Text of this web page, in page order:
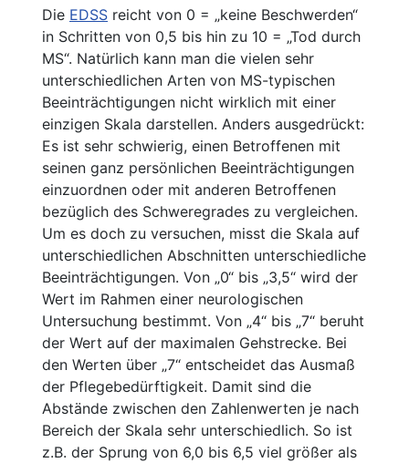
Die EDSS reicht von 0 = „keine Beschwerden“
in Schritten von 0,5 bis hin zu 10 = „Tod durch
MS“. Natürlich kann man die vielen sehr
unterschiedlichen Arten von MS-typischen
Beeinträchtigungen nicht wirklich mit einer
einzigen Skala darstellen. Anders ausgedrückt:
Es ist sehr schwierig, einen Betroffenen mit
seinen ganz persönlichen Beeinträchtigungen
einzuordnen oder mit anderen Betroffenen
bezüglich des Schweregrades zu vergleichen.
Um es doch zu versuchen, misst die Skala auf
unterschiedlichen Abschnitten unterschiedliche
Beeinträchtigungen. Von „0“ bis „3,5“ wird der
Wert im Rahmen einer neurologischen
Untersuchung bestimmt. Von „4“ bis „7“ beruht
der Wert auf der maximalen Gehstrecke. Bei
den Werten über „7“ entscheidet das Ausmaß
der Pflegebedürftigkeit. Damit sind die
Abstände zwischen den Zahlenwerten je nach
Bereich der Skala sehr unterschiedlich. So ist
z.B. der Sprung von 6,0 bis 6,5 viel größer als